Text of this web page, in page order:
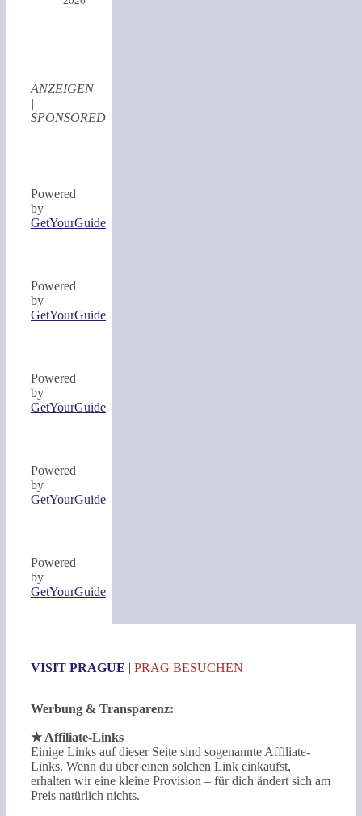
ANZEIGEN
|
SPONSORED
Powered
by
GetYourGuide
Powered
by
GetYourGuide
Powered
by
GetYourGuide
Powered
by
GetYourGuide
Powered
by
GetYourGuide
VISIT PRAGUE | PRAG BESUCHEN
Werbung & Transparenz:
★ Affiliate-Links
Einige Links auf dieser Seite sind sogenannte Affiliate-
Links. Wenn du über einen solchen Link einkaufst,
erhalten wir eine kleine Provision – für dich ändert sich am
Preis natürlich nichts.